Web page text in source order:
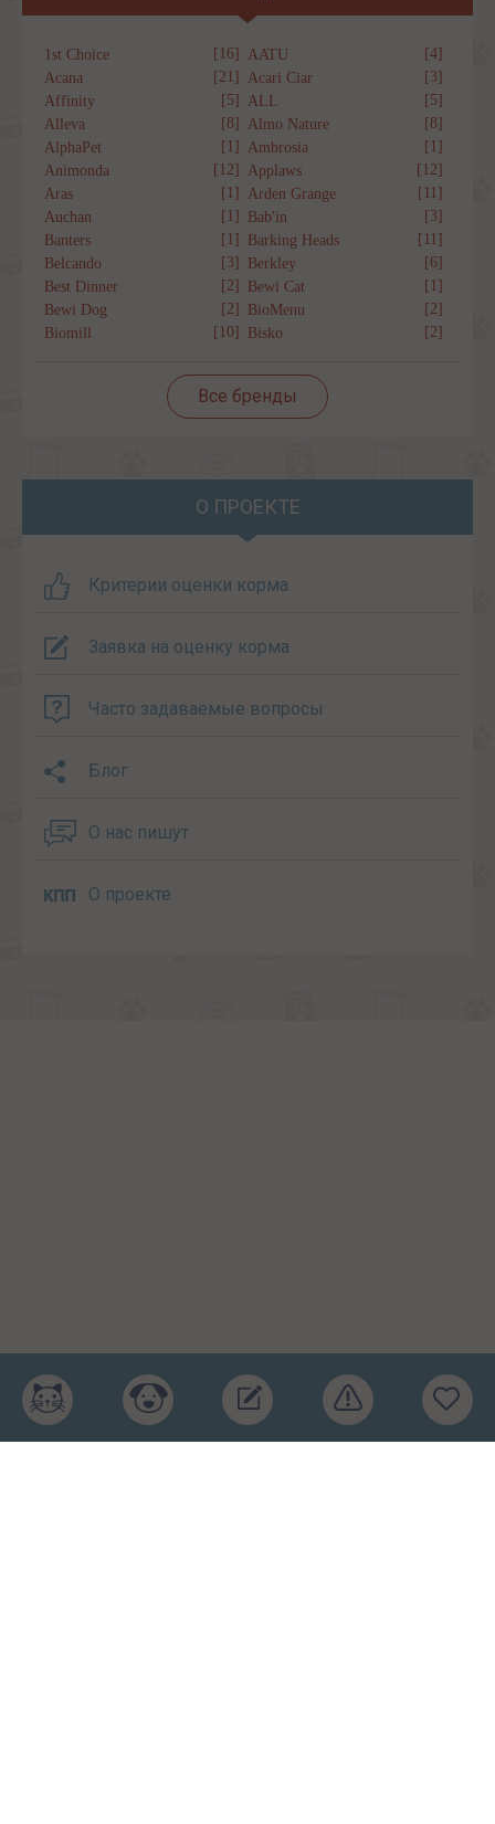
1st Choice [16] AATU
[4]
Acana
[21] Acari Ciar
[3]
Affinity
[5] ALL
[5]
Alleva
[8] Almo Nature
[8]
AlphaPet
[1] Ambrosia
[1]
Animonda
[12] Applaws
[12]
Aras
[1] Arden Grange
[11]
Auchan
[1] Bab'in
[3]
Banters
[1] Barking Heads
[11]
Belcando
[3] Berkley
[6]
Best Dinner
[2] Bewi Cat
[1]
Bewi Dog
[2] BioMenu
[2]
Biomill
[10] Bisko [2]
Все бренды
О ПРОЕКТЕ
Критерии оценки корма
Заявка на оценку корма
Часто задаваемые вопросы
Блог
О нас пишут
О проекте